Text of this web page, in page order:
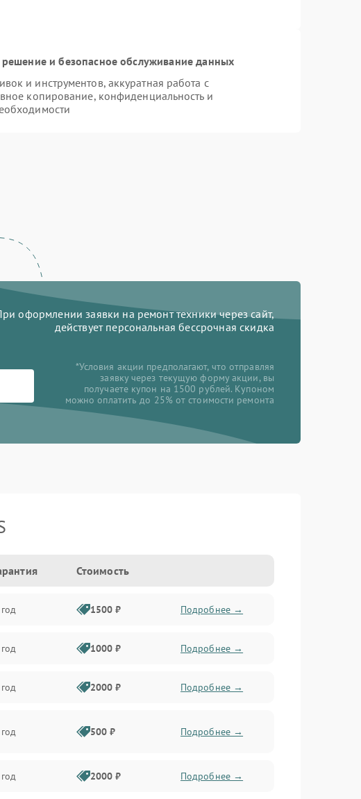
и безопасное обслуживание данных
и инструментов, аккуратная работа с
копирование, конфиденциальность и
оформлении заявки на ремонт техники через сайт,
действует персональная бессрочная скидка
*Условия акции предполагают, что отправляя
заявку через текущую форму акции, вы
получаете купон на 1500 рублей. Купоном
можно оплатить до 25% от стоимости ремонта
Стоимость
1500 ₽ Подробнее →
1000 ₽ Подробнее →
2000 ₽ Подробнее →
500 ₽ Подробнее →
2000 ₽ Подробнее →